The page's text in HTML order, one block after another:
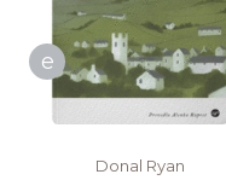
e
Donal Ryan